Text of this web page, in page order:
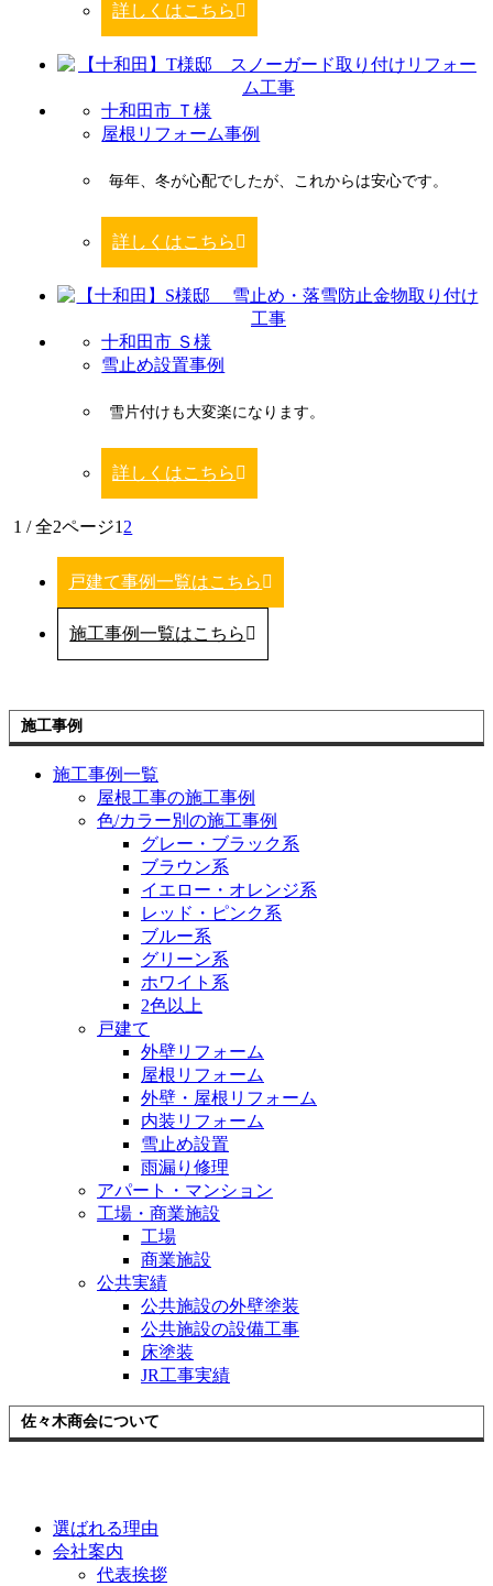
詳しくはこちら
十和田市 Ｔ様
屋根リフォーム事例
毎年、冬が心配でしたが、これからは安心です。
詳しくはこちら
十和田市 Ｓ様
雪止め設置事例
雪片付けも大変楽になります。
詳しくはこちら
1 / 全2ページ1 2
戸建て事例一覧はこちら
施工事例一覧はこちら
施工事例
施工事例一覧
屋根工事の施工事例
色/カラー別の施工事例
グレー・ブラック系
ブラウン系
イエロー・オレンジ系
レッド・ピンク系
ブルー系
グリーン系
ホワイト系
2色以上
戸建て
外壁リフォーム
屋根リフォーム
外壁・屋根リフォーム
内装リフォーム
雪止め設置
雨漏り修理
アパート・マンション
工場・商業施設
工場
商業施設
公共実績
公共施設の外壁塗装
公共施設の設備工事
床塗装
JR工事実績
佐々木商会について
選ばれる理由
会社案内
代表挨拶